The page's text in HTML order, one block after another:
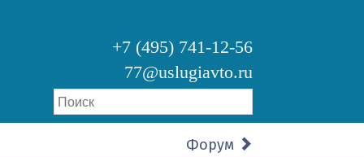
+7 (495) 741-12-56
77@uslugiavto.ru
Форум